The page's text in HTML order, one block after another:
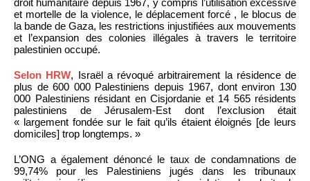
droit humanitaire depuis 1967, y compris l’utilisation excessive
et mortelle de la violence, le déplacement forcé , le blocus de
la bande de Gaza, les restrictions injustifiées aux mouvements
et l’expansion des colonies illégales à travers le territoire
palestinien occupé.
Selon HRW, Israël a révoqué arbitrairement la résidence de
plus de 600 000 Palestiniens depuis 1967, dont environ 130
000 Palestiniens résidant en Cisjordanie et 14 565 résidents
palestiniens de Jérusalem-Est dont l’exclusion était
« largement fondée sur le fait qu’ils étaient éloignés [de leurs
domiciles] trop longtemps. »
L’ONG a également dénoncé le taux de condamnations de
99,74% pour les Palestiniens jugés dans les tribunaux